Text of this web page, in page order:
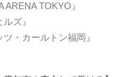
TOKYO』
ズ』
・カールトン福岡』